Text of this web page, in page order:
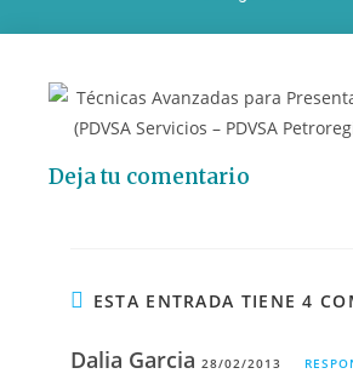
Deja tu comentario
ESTA ENTRADA TIENE 4
Dalia Garcia28/02/2013